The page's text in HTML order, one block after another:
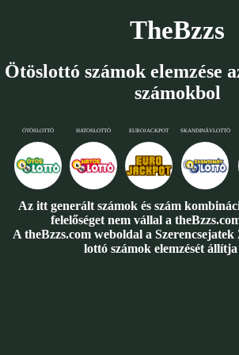
TheBzzs
Ötöslottó számok elemzése
számokbol
ÖTÖSLOTTÓ HATOSLOTTÓ EUROJACKPOT SKANDINÁVLOTTÓ
Az itt generált számok és szám
felelőséget nem vállal a
A theBzzs.com weboldal a
lottó számok elemzését állítja